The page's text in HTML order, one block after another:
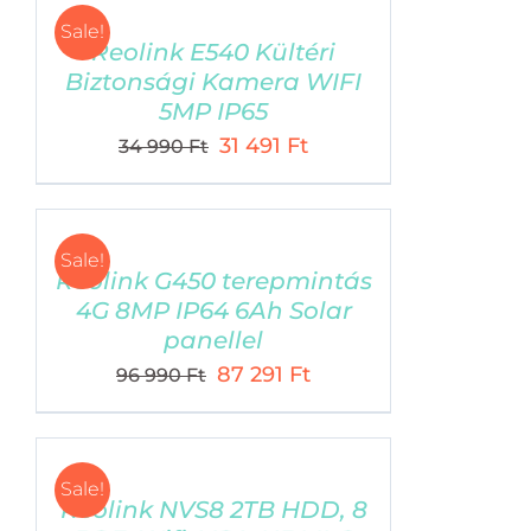
990 Ft.
791 Ft.
Sale!
Reolink E540 Kültéri
Biztonsági Kamera WIFI
5MP IP65
34 990Ft Original
was:
990 Ft.
31 491 FtCurrent
is:
491 Ft.
Sale!
Reolink G450 terepmintás
4G 8MP IP64 6Ah Solar
panellel
96 990Ft Original
was:
990 Ft.
87 291 FtCurrent
is:
291 Ft.
Sale!
Reolink NVS8 2TB HDD, 8
ELÉRHETŐSÉGÜNK
személyes ügyfélszolgálat)
Phone:Telefon: +36 1 219 0692, 103. mellék
Email:kovetlek@cellect.hu
kovetlek.hu
TERMÉKEK